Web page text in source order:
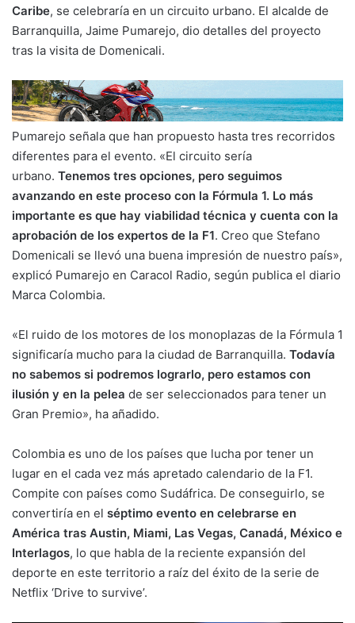
Caribe, se celebraría en un circuito urbano. El alcalde de
Barranquilla, Jaime Pumarejo, dio detalles del proyecto
tras la visita de Domenicali.
Pumarejo señala que han propuesto hasta tres recorridos
diferentes para el evento. «El circuito sería
urbano. Tenemos tres opciones, pero seguimos
avanzando en este proceso con la Fórmula 1. Lo más
importante es que hay viabilidad técnica y cuenta con la
aprobación de los expertos de la F1. Creo que Stefano
Domenicali se llevó una buena impresión de nuestro país»,
explicó Pumarejo en Caracol Radio, según publica el diario
Marca Colombia.
«El ruido de los motores de los monoplazas de la Fórmula 1
significaría mucho para la ciudad de Barranquilla. Todavía
no sabemos si podremos lograrlo, pero estamos con
ilusión y en la pelea de ser seleccionados para tener un
Gran Premio», ha añadido.
Colombia es uno de los países que lucha por tener un
lugar en el cada vez más apretado calendario de la F1.
Compite con países como Sudáfrica. De conseguirlo, se
convertiría en el séptimo evento en celebrarse en
América tras Austin, Miami, Las Vegas, Canadá, México e
Interlagos, lo que habla de la reciente expansión del
deporte en este territorio a raíz del éxito de la serie de
Netflix ‘Drive to survive’.